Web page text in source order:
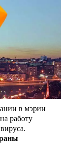
в мэрии
работу